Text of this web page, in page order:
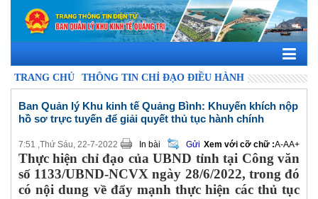
TRANG CHỦ THÔNG TIN CHỈ ĐẠO ĐIỀU HÀNH
Ban Quản lý Khu kinh tế Quảng Bình: Khuyến khích nộp
hồ sơ trực tuyến để giải quyết thủ tục hành chính
7:51 ,Thứ Sáu, 22-7-2022 In bài Gửi Xem với cỡ chữ :A-AA+
Thực hiện chỉ đạo của UBND tỉnh tại Công văn
số 1133/UBND-NCVX ngày 28/6/2022, trong đó
có nội dung về đẩy mạnh thực hiện các thủ tục